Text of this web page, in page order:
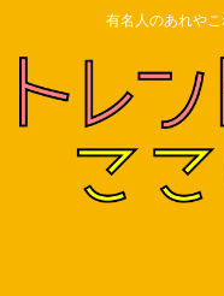
有名人のあれや